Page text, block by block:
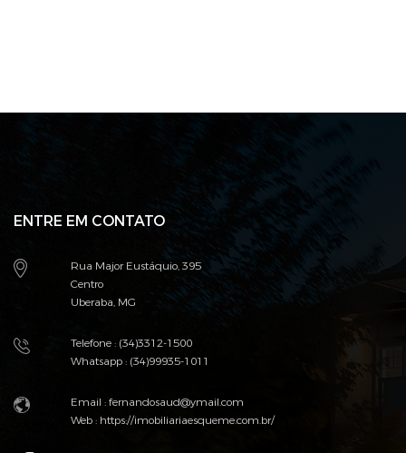
ENTRE EM CONTATO
Rua Major Eustáquio, 395
Centro
Uberaba, MG
Telefone : (34)3312-1500
Whatsapp : (34)99935-1011
Email : fernandosaud@ymail.com
Web :https://imobiliariaesqueme.com.br/